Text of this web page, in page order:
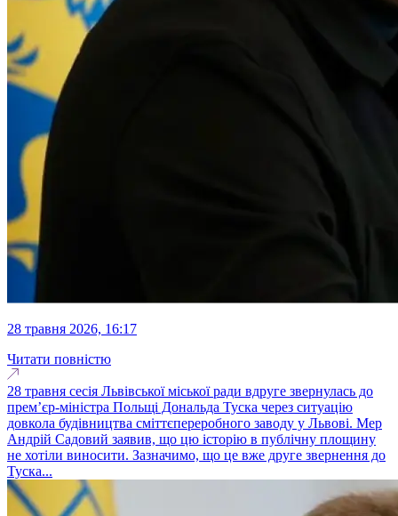
28 травня 2026, 16:17
Читати повністю
28 травня сесія Львівської міської ради вдруге звернулась до
премʼєр-міністра Польщі Дональда Туска через ситуацію
довкола будівництва сміттєпереробного заводу у Львові. Мер
Андрій Садовий заявив, що цю історію в публічну площину
не хотіли виносити. Зазначимо, що це вже друге звернення до
Туска...